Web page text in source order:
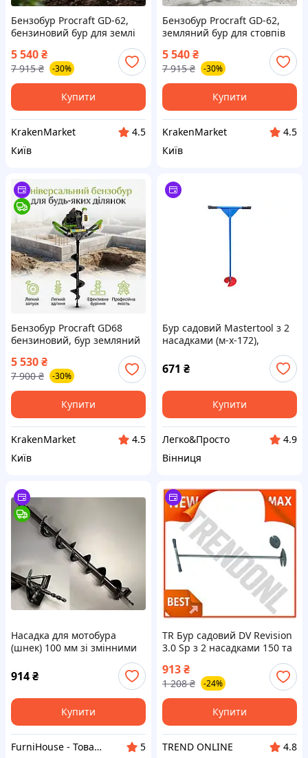
Бензобур Procraft GD-62,
бензиновий бур для землі
58 куб. см, для стовпів та
садових робіт для земляних
робіт на дачі та в саду
5 540₴
7 915 ₴ -30%
Купити
KrakenMarket
4.5
Київ
Бензобур Procraft GD-62,
земляний бур для стовпів
10 кг, бензиновий з легким
запуском для встановлення
парканів і опор
5 540₴
7 915 ₴ -30%
Купити
KrakenMarket
4.5
Київ
Бензобур Procraft GD68
бензиновий, бур земляний
двигуна 62 куб. см та 250
мм буром для дому і дачі
5 530₴
7 900 ₴ -30%
Купити
KrakenMarket
4.5
Київ
Бур садовий Mastertool з 2
насадками (м-х-172),
ручний земляний бур для
буріння лунок під стовпи,
паркани, дерева та
саджанці
671 ₴
Купити
Легко&Просто
4.9
Вінниця
Насадка для мотобура
(шнек) 100 мм зі змінними
лезами бур для землі ґрунту
садових робіт та
встановлення стовпів
914₴
Купити
FurniHouse - Товари для дому та саду
5
TR Бур садовий DV Revision
3.0 Sp з 2 насадками 150 та
200 мм ручний інструмент
для створення лунок у
SpeR-4N
913₴
1 208 ₴ -24%
Купити
TREND ONLINE
4.8